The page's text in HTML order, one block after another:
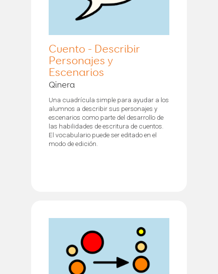
Cuento - Describir
Personajes y
Escenarios
Qinera
Una cuadrícula simple para ayudar a los
alumnos a describir sus personajes y
escenarios como parte del desarrollo de
las habilidades de escritura de cuentos.
El vocabulario puede ser editado en el
modo de edición.